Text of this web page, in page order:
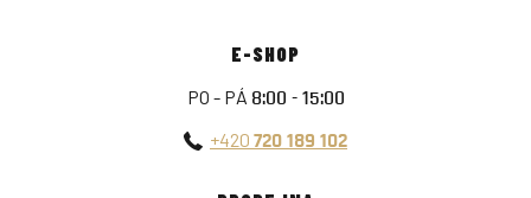
E-SHOP
PO - PÁ 8:00 - 15:00
+420 720 189 102